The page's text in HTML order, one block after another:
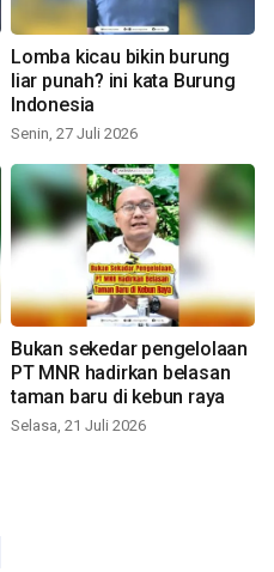
Lomba kicau bikin burung
liar punah? ini kata Burung
Indonesia
Senin, 27 Juli 2026
Bukan sekedar pengelolaan
PT MNR hadirkan belasan
taman baru di kebun raya
Selasa, 21 Juli 2026